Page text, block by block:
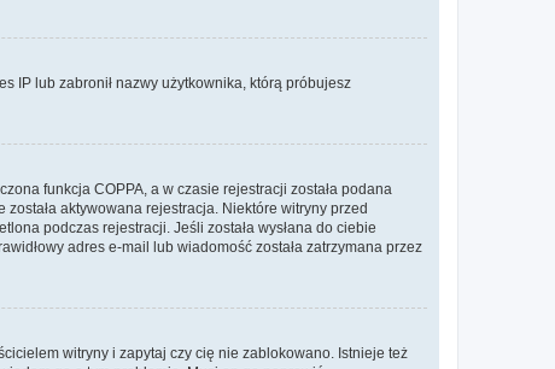
IP lub zabronił nazwy użytkownika, którą próbujesz
funkcja COPPA, a w czasie rejestracji została podana
aktywowana rejestracja. Niektóre witryny przed
podczas rejestracji. Jeśli została wysłana do ciebie
adres e-mail lub wiadomość została zatrzymana przez
witryny i zapytaj czy cię nie zablokowano. Istnieje też